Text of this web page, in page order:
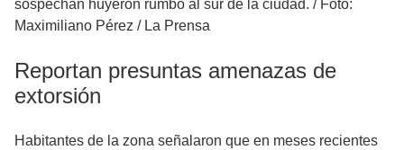
sospechan huyeron rumbo al sur de la ciudad. / Foto:
Maximiliano Pérez / La Prensa
Reportan presuntas amenazas de
extorsión
Habitantes de la zona señalaron que en meses recientes